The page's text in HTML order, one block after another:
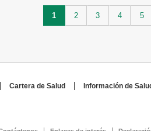
1 2 3 4 5
Cartera de Salud
Información de